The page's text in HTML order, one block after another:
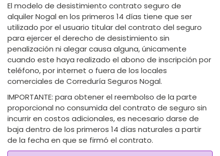
El modelo de desistimiento contrato seguro de
alquiler Nogal en los primeros 14 días tiene que ser
utilizado por el usuario titular del contrato del seguro
para ejercer el derecho de desistimiento sin
penalización ni alegar causa alguna, únicamente
cuando este haya realizado el abono de inscripción por
teléfono, por internet o fuera de los locales
comerciales de Correduría Seguros Nogal.
IMPORTANTE: para obtener el reembolso de la parte
proporcional no consumida del contrato de seguro sin
incurrir en costos adicionales, es necesario darse de
baja dentro de los primeros 14 días naturales a partir
de la fecha en que se firmó el contrato.